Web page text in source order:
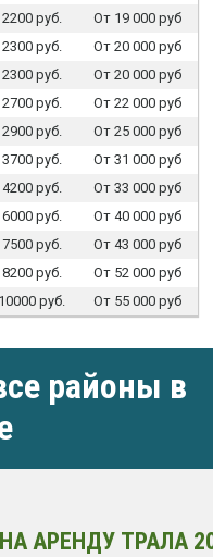
руб.
От 19 000 руб
руб.
От 20 000 руб
руб.
От 20 000 руб
руб.
От 22 000 руб
руб.
От 25 000 руб
руб.
От 31 000 руб
руб.
От 33 000 руб
руб.
От 40 000 руб
руб.
От 43 000 руб
руб.
От 52 000 руб
руб. От 55 000 руб
районы в
АРЕНДУ ТРАЛА